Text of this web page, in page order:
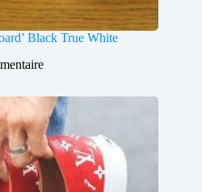
Black True White